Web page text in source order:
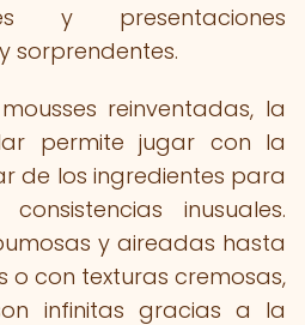
y presentaciones
sorprendentes.
reinventadas, la
permite jugar con la
de los ingredientes para
inusuales.
y aireadas hasta
o con texturas cremosas,
infinitas gracias a la